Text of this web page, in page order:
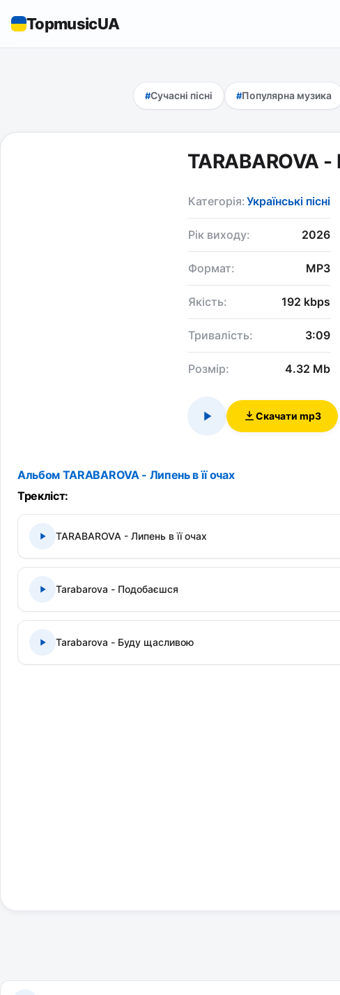
TopmusicUA
Сучасні пісні Популярна музика
TARABAROVA -
Категорія:Українські пісні
Рік виходу: 2026
Формат: MP3
Якість: 192 kbps
Тривалість: 3:09
Розмір: 4.32 Mb
Скачати mp3
Альбом TARABAROVA - Липень в її очах
Трекліст:
TARABAROVA - Липень в її очах
Tarabarova - Подобаєшся
Tarabarova - Буду щасливою